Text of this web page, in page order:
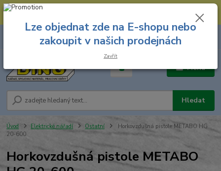
--- Spojovací materiál: 774 431 045 --- Prodejna nářadí: 731 449 423 --
Menu
Hledat
8.00 hod. - 16.00 hod.
za
Úvod Elektrické nářadí Ostatní
Horkovzdušná pistole METABO HG
20-600
Horkovzdušná pistole METABO
Lze objednat zde na E-shopu nebo
zakoupit v našich prodejnách
Zavřít